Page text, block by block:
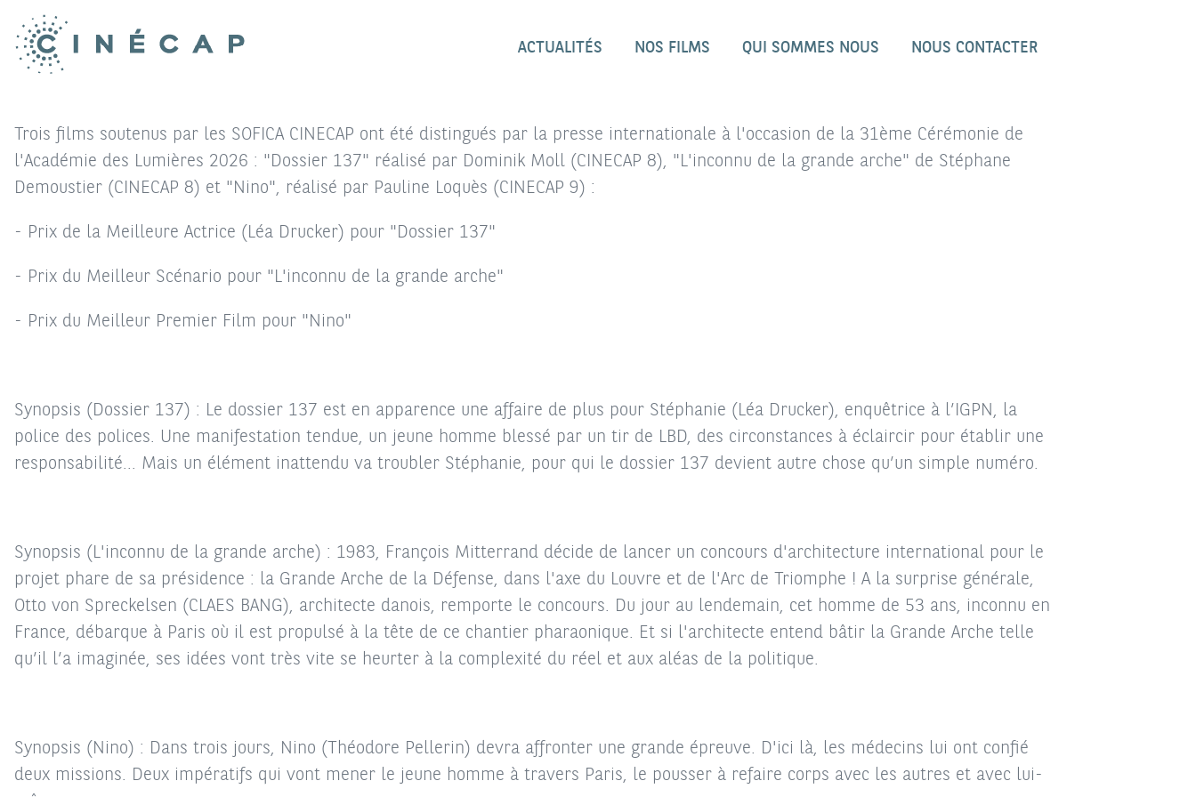
ACTUALITÉS NOS FILMS QUI SOMMES NOUS NOUS CONTACTER
Trois films soutenus par les SOFICA CINECAP ont été distingués par la presse internationale à l'occasion de la 31ème Cérémonie de
l'Académie des Lumières 2026 : "Dossier 137" réalisé par Dominik Moll (CINECAP 8), "L'inconnu de la grande arche" de Stéphane
Demoustier (CINECAP 8) et "Nino", réalisé par Pauline Loquès (CINECAP 9) :
- Prix de la Meilleure Actrice (Léa Drucker) pour "Dossier 137"
- Prix du Meilleur Scénario pour "L'inconnu de la grande arche"
- Prix du Meilleur Premier Film pour "Nino"
Synopsis (Dossier 137) : Le dossier 137 est en apparence une affaire de plus pour Stéphanie (Léa Drucker), enquêtrice à l’IGPN, la
police des polices. Une manifestation tendue, un jeune homme blessé par un tir de LBD, des circonstances à éclaircir pour établir une
responsabilité... Mais un élément inattendu va troubler Stéphanie, pour qui le dossier 137 devient autre chose qu’un simple numéro.
Synopsis (L'inconnu de la grande arche) : 1983, François Mitterrand décide de lancer un concours d'architecture international pour le
projet phare de sa présidence : la Grande Arche de la Défense, dans l'axe du Louvre et de l'Arc de Triomphe ! A la surprise générale,
Otto von Spreckelsen (CLAES BANG), architecte danois, remporte le concours. Du jour au lendemain, cet homme de 53 ans, inconnu en
France, débarque à Paris où il est propulsé à la tête de ce chantier pharaonique. Et si l'architecte entend bâtir la Grande Arche telle
qu’il l’a imaginée, ses idées vont très vite se heurter à la complexité du réel et aux aléas de la politique.
Synopsis (Nino) : Dans trois jours, Nino (Théodore Pellerin) devra affronter une grande épreuve. D'ici là, les médecins lui ont confié
deux missions. Deux impératifs qui vont mener le jeune homme à travers Paris, le pousser à refaire corps avec les autres et avec lui-